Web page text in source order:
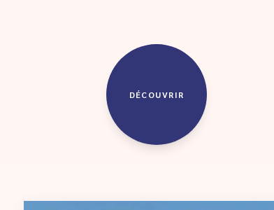
DÉCOUVRIR